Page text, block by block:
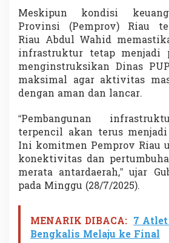
m
,
D
o
r
o
n
k
o
n
o
m
i
M
a
r
Meskipun kondisi
Provinsi (Pemprov) Riau
Riau Abdul Wahid
infrastruktur tetap menjadi
menginstruksikan Dinas
maksimal agar aktivitas
dengan aman dan lancar.
“Pembangunan
terpencil akan terus
Ini komitmen Pemprov Riau
konektivitas dan
merata antardaerah,” ujar
pada Minggu (28/7/2025).
MENARIK DIBACA: 7 Atlet
Bengkalis Melaju ke Final